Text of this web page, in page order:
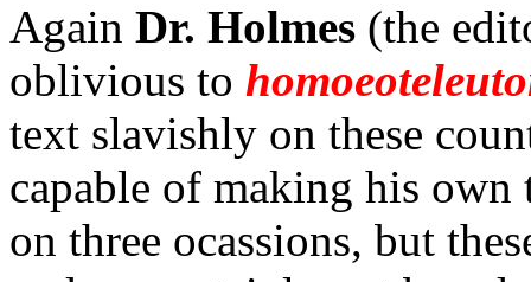
Again Dr. Holmes (the
oblivious to
text slavishly on these
capable of making his own
on three ocassions, but